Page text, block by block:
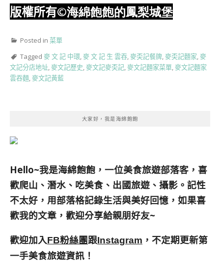
版權所有©海綿飽飽的鳳梨城堡
Posted in 菜單
Tagged 麥 文 記 中環,麥 文 記 生 雲吞,麥奀記餐牌,麥奀記麵家,麥
文記分店地址,麥文記歷史,麥文記麥奀記,麥文記麵家菜單,麥文記麵家
雲吞麵,麥文記黃藍
大家好，我是海綿飽飽
Hello~我是海綿飽飽，一位美食旅遊部落客， 喜
歡爬山、潛水、吃美食、出國旅遊、攝影。 記性
不太好，用部落格記錄生活與美好回憶， 如果喜
歡我的文章，歡迎分享給親朋好友~
歡迎加入FB粉絲團跟Instagram ，不定期更新第
一手美食旅遊資訊！